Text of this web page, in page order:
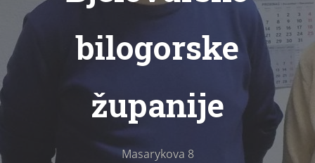
bilogorske
županije
Masarykova 8